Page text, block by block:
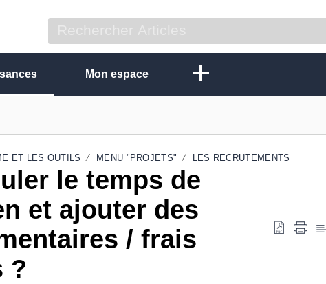
Mon espace
ET LES OUTILS MENU "PROJETS" LES RECRUTEMENTS
le temps de
et ajouter des
/ frais
?